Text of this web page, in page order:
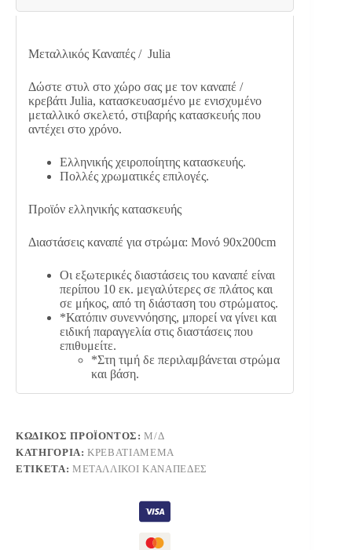
Μεταλλικός Καναπές / Julia
Δώστε στυλ στο χώρο σας με τον καναπέ /
κρεβάτι Julia, κατασκευασμένo με ενισχυμένο
μεταλλικό σκελετό, στιβαρής κατασκευής που
αντέχει στο χρόνο.
Ελληνικής χειροποίητης κατασκευής.
Πολλές χρωματικές επιλογές.
Προϊόν ελληνικής κατασκευής
Διαστάσεις καναπέ για στρώμα: Μονό 90x200cm
Οι εξωτερικές διαστάσεις του καναπέ είναι
περίπου 10 εκ. μεγαλύτερες σε πλάτος και
σε μήκος, από τη διάσταση του στρώματος.
*Κατόπιν συνεννόησης, μπορεί να γίνει και
ειδική παραγγελία στις διαστάσεις που
επιθυμείτε.
*Στη τιμή δε περιλαμβάνεται στρώμα
και βάση.
ΚΩΔΙΚΌΣ ΠΡΟΪΌΝΤΟΣ:Μ/Δ
ΚΑΤΗΓΟΡΊΑ:ΚΡΕΒΑΤΙΑΜΕΜΑ
ΕΤΙΚΈΤΑ: ΜΕΤΑΛΛΙΚΟΊ ΚΑΝΑΠΈΔΕΣ